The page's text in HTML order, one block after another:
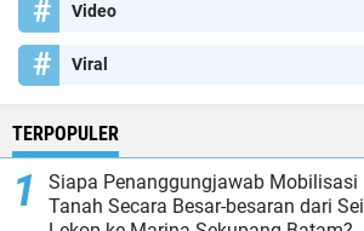
Video
Viral
TERPOPULER
Siapa Penanggungjawab Mobilisasi
Tanah Secara Besar-besaran dari Sei